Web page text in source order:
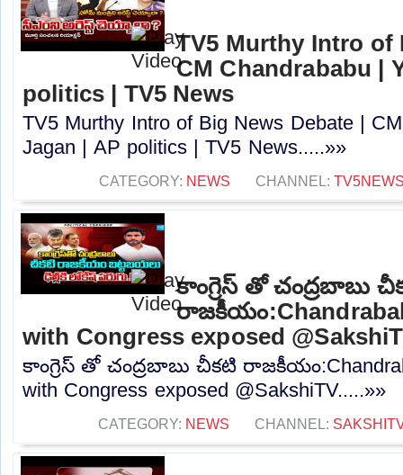
TV5 Murthy Intro of
CM Chandrababu |
politics | TV5 News
TV5 Murthy Intro of Big News Debate |
Jagan | AP politics | TV5 News.....»»
CATEGORY: NEWS CHANNEL:
కాంగ్రెస్ తో చంద్రబాబు
with Congress exposed
కాంగ్రెస్ తో చంద్రబాబు చీకటి
with Congress exposed @SakshiTV.....»»
CATEGORY: NEWS CHANNEL: